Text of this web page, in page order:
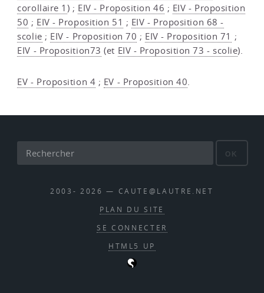
corollaire 1 ) ; EIV - Proposition 46 ; EIV - Proposition
50 ; EIV - Proposition 51 ; EIV - Proposition 68 -
scolie ; EIV - Proposition 70 ; EIV - Proposition 71 ;
EIV - Proposition73 (et EIV - Proposition 73 - scolie).
EV - Proposition 4 ; EV - Proposition 40.
OK
2003- 2026 — CAUTE@LAUTRE.NET
PLAN DU SITE
SE CONNECTER
HTML5 UP